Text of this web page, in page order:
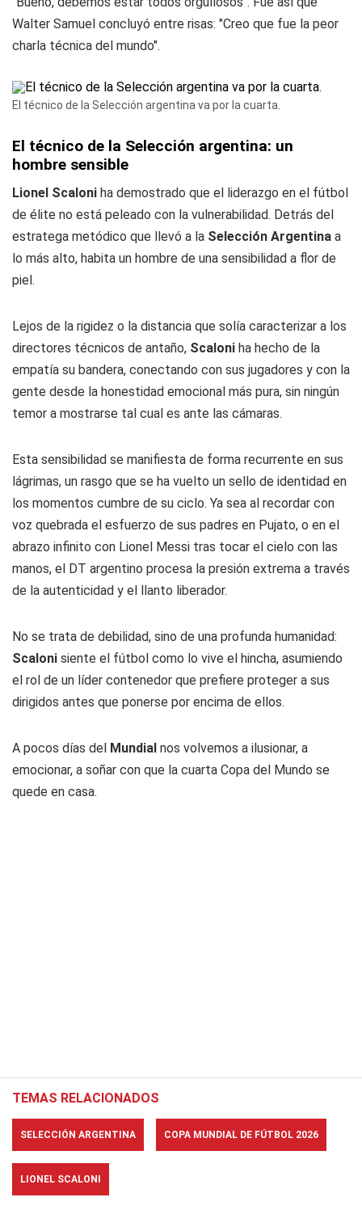
Walter Samuel concluyó entre risas: "Creo que fue la peor
charla técnica del mundo".
El técnico de la Selección argentina va por la cuarta.
El técnico de la Selección argentina: un
hombre sensible
Lionel Scaloni ha demostrado que el liderazgo en el fútbol
de élite no está peleado con la vulnerabilidad. Detrás del
estratega metódico que llevó a la Selección Argentina a
lo más alto, habita un hombre de una sensibilidad a flor de
piel.
Lejos de la rigidez o la distancia que solía caracterizar a los
directores técnicos de antaño, Scaloni ha hecho de la
empatía su bandera, conectando con sus jugadores y con la
gente desde la honestidad emocional más pura, sin ningún
temor a mostrarse tal cual es ante las cámaras.
Esta sensibilidad se manifiesta de forma recurrente en sus
lágrimas, un rasgo que se ha vuelto un sello de identidad en
los momentos cumbre de su ciclo. Ya sea al recordar con
voz quebrada el esfuerzo de sus padres en Pujato, o en el
abrazo infinito con Lionel Messi tras tocar el cielo con las
manos, el DT argentino procesa la presión extrema a través
de la autenticidad y el llanto liberador.
No se trata de debilidad, sino de una profunda humanidad:
Scaloni siente el fútbol como lo vive el hincha, asumiendo
el rol de un líder contenedor que prefiere proteger a sus
dirigidos antes que ponerse por encima de ellos.
A pocos días del Mundial nos volvemos a ilusionar, a
emocionar, a soñar con que la cuarta Copa del Mundo se
quede en casa.
TEMAS RELACIONADOS
SELECCIÓN ARGENTINA COPA MUNDIAL DE FÚTBOL 2026
LIONEL SCALONI